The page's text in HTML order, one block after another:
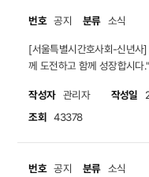
번호 공지 분류 소식
[서울특별시간호사회-신년사
께 도전하고 함께 성장합시다."
작성자 관리자 작성일
조회 43378
번호 공지 분류 소식